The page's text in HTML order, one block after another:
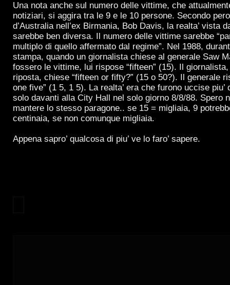
Una nota anche sul numero delle vittime, che
notiziari, si aggira tra le 9 e le 10 persone. Secondo
d’Australia nell’ex Birmania, Bob Davis, la realta’ vista
sarebbe ben diversa. Il numero delle vittime sarebbe
multiplo di quello affermato dal regime”. Nel 1988,
stampa, quando un giornalista chiese al generale Saw
fossero le vittime, lui rispose “fifteen” (15). Il
riposta, chiese “fifteen or fifty?” (15 o 50?). Il generale
one five” (1 5, 1 5). La realta’ era che furono uccise piu’
solo davanti alla City Hall nel solo giorno 8/8/88. Spero
mantere lo stesso paragone.. se 15 = migliaia, 9
centinaia, se non comunque migliaia.
Appena sapro’ qualcosa di piu’ ve lo faro’ sapere.